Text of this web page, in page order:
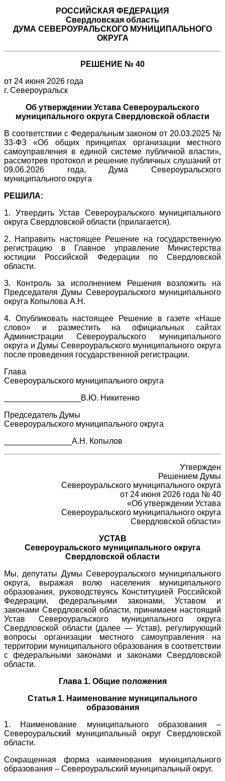
РОССИЙСКАЯ ФЕДЕРАЦИЯ
Свердловская область
ДУМА СЕВЕРОУРАЛЬСКОГО МУНИЦИПАЛЬНОГО
ОКРУГА
РЕШЕНИЕ № 40
от 24 июня 2026 года
г. Североуральск
Об утверждении Устава Североуральского
муниципального округа Свердловской области
В соответствии с Федеральным законом от 20.03.2025 №
33-ФЗ «Об общих принципах организации местного
самоуправления в единой системе публичной власти»,
рассмотрев протокол и решение публичных слушаний от
09.06.2026 года, Дума Североуральского
муниципального округа
РЕШИЛА:
1. Утвердить Устав Североуральского муниципального
округа Свердловской области (прилагается).
2. Направить настоящее Решение на государственную
регистрацию в Главное управление Министерства
юстиции Российской Федерации по Свердловской
области.
3. Контроль за исполнением Решения возложить на
Председателя Думы Североуральского муниципального
округа Копылова А.Н.
4. Опубликовать настоящее Решение в газете «Наше
слово» и разместить на официальных сайтах
Администрации Североуральского муниципального
округа и Думы Североуральского муниципального округа
после проведения государственной регистрации.
Глава
Североуральского муниципального округа
_________________В.Ю. Никитенко
Председатель Думы
Североуральского муниципального округа
_______________А.Н. Копылов
Утвержден
Решением Думы
Североуральского муниципального округа
от 24 июня 2026 года № 40
«Об утверждении Устава
Североуральского муниципального округа
Свердловской области»
УСТАВ
Североуральского муниципального округа
Свердловской области
Мы, депутаты Думы Североуральского муниципального
округа, выражая волю населения муниципального
образования, руководствуясь Конституцией Российской
Федерации, федеральными законами, Уставом и
законами Свердловской области, принимаем настоящий
Устав Североуральского муниципального округа
Свердловской области (далее — Устав), регулирующий
вопросы организации местного самоуправления на
территории муниципального образования в соответствии
с федеральными законами и законами Свердловской
области.
Глава 1. Общие положения
Статья 1. Наименование муниципального
образования
1. Наименование муниципального образования –
Североуральский муниципальный округ Свердловской
области.
Сокращенная форма наименования муниципального
образования – Североуральский муниципальный округ.